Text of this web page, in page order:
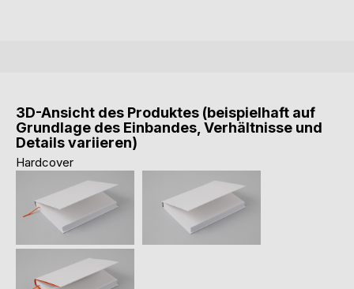
3D-Ansicht des Produktes (beispielhaft auf
Grundlage des Einbandes, Verhältnisse und
Details variieren)
Hardcover